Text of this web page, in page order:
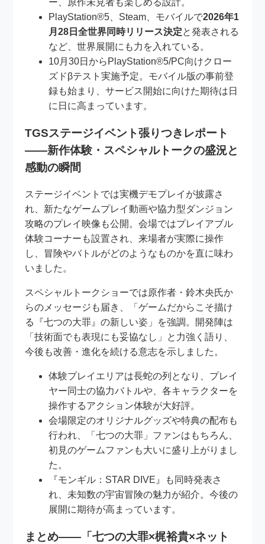
ー、原作未見者も楽しめる設計。
PlayStation®5、Steam、モバイルで2026年1
月28日全世界同時リリース決定と発表される
など、世界展開にも力を入れている。
10月30日からPlayStation®5/PC向けクロー
ズドβテスト実施予定。モバイル版の事前登
録も始まり、サービス開始に向けた期待は日
に日に高まっています。
TGSステージイベント張りつきレポート
――新作体験・スペシャルトークの盛況と
感動の瞬間
ステージイベントでは実機デモプレイが披露さ
れ、新たなゲームプレイ動画や協力型ダンジョン
攻略のプレイ映像も公開。会場ではプレイアブル
体験コーナーも設置され、来場者が実際に操作
し、冒険やバトルがどのようなものかを直に味わ
いました。
スペシャルトークショーでは原作者・鈴木央氏か
らのメッセージも届き、「ゲームだからこそ描け
る『七つの大罪』の新しい姿」を強調。開発陣は
「技術面でも表現にも妥協なし」と力強く語り、
今後も改善・進化を続ける意志を示しました。
体験プレイエリアは長蛇の列となり、プレイ
ヤー同士の協力バトルや、各キャラクターを
操作するアクション体験が大好評。
会場限定のオリジナルグッズや特典の配布も
行われ、「七つの大罪」ファンはもちろん、
初見のゲームファンも大いに盛り上がりまし
た。
『モンギル：STAR DIVE』も同時発表さ
れ、未知数の宇宙冒険の魅力が紹介。今後の
展開に期待が高まっています。
まとめ――「七つの大罪×梶裕貴×ネット